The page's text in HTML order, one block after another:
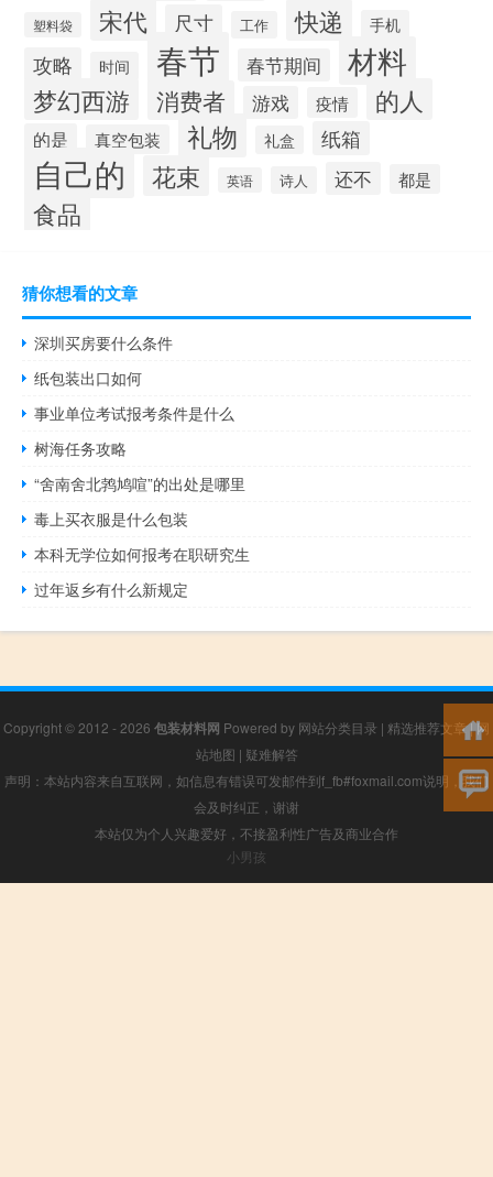
塑料袋 宋代 尺寸 工作 快递 手机
攻略 时间 春节 春节期间 材料
梦幻西游 消费者 游戏 疫情 的人
的是 真空包装 礼物 礼盒 纸箱
自己的 花束 英语 诗人 还不 都是
食品
猜你想看的文章
深圳买房要什么条件
纸包装出口如何
事业单位考试报考条件是什么
树海任务攻略
“舍南舍北鹁鸠喧”的出处是哪里
毒上买衣服是什么包装
本科无学位如何报考在职研究生
过年返乡有什么新规定
Copyright © 2012 - 2026 包装材料网 Powered by 网站分类目录 | 精选推荐文章|网
站地图 | 疑难解答
声明：本站内容来自互联网，如信息有错误可发邮件到f_fb#foxmail.com说明，我们
会及时纠正，谢谢
本站仅为个人兴趣爱好，不接盈利性广告及商业合作
小男孩